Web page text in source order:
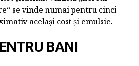
se vinde numai pentru cinci
același cost și emulsie.
BANI